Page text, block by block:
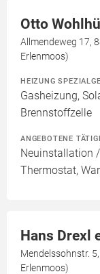
Otto
Allmendeweg 17,
Erlenmoos)
HEIZUNG
Gasheizung,
Brennstoffzelle
ANGEBOTENE
Neuinstallation
Thermostat,
Hans Drexl
Mendelssohnstr.
Erlenmoos)